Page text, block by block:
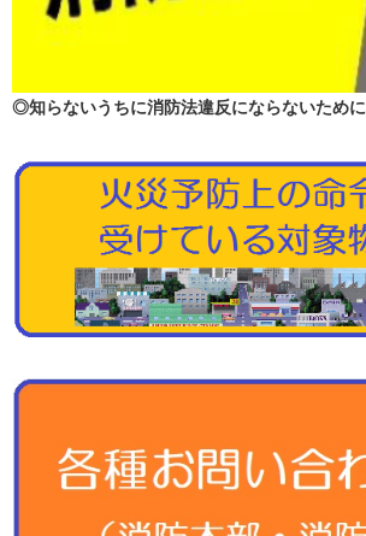
◎知らないうちに消防法違反にならないために